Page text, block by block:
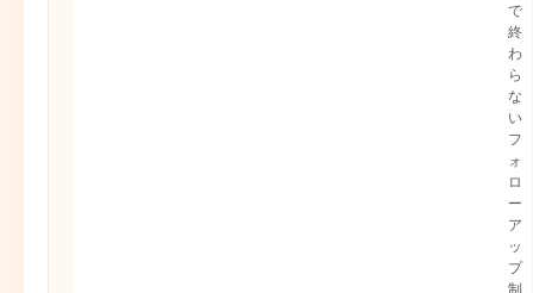
で
終
わ
ら
な
い
フ
ォ
ロ
ー
ア
ッ
プ
制